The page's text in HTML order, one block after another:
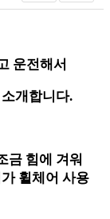
운전해서
개합니다.
금 힘에 겨워
휠체어 사용